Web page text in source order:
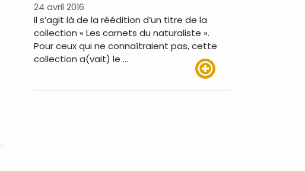
24 avril 2016
Il s’agit là de la réédition d’un titre de la
collection « Les carnets du naturaliste ».
Pour ceux qui ne connaîtraient pas, cette
collection a(vait) le …